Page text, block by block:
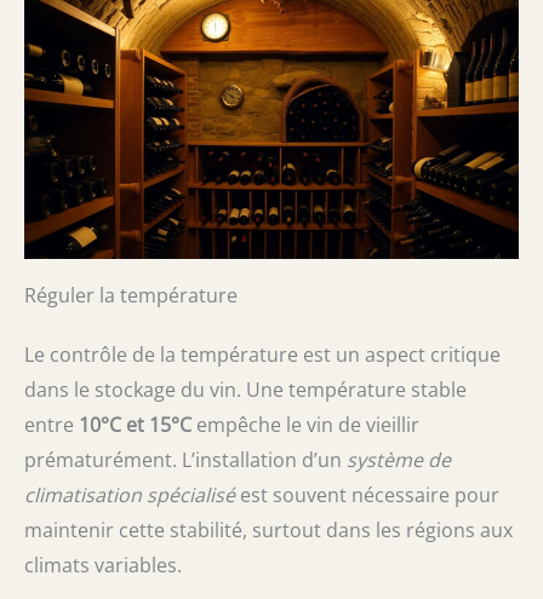
Réguler la température
Le contrôle de la température est un aspect critique
dans le stockage du vin. Une température stable
entre 10°C et 15°C empêche le vin de vieillir
prématurément. L’installation d’un système de
climatisation spécialiséest souvent nécessaire pour
maintenir cette stabilité, surtout dans les régions aux
climats variables.